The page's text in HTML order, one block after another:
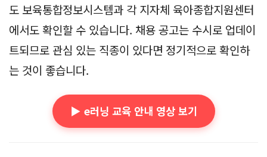
도 보육통합정보시스템과 각 지자체 육아종합지원센터
에서도 확인할 수 있습니다. 채용 공고는 수시로 업데이
트되므로 관심 있는 직종이 있다면 정기적으로 확인하
는 것이 좋습니다.
▶️ e러닝 교육 안내 영상 보기